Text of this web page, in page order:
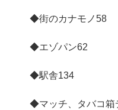
◆街のカナモノ58
◆エゾパン62
◆駅舎134
◆マッチ、タバコ箱